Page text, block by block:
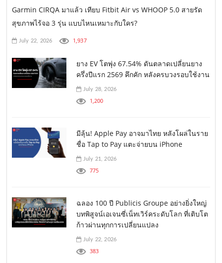
Garmin CIRQA มาแล้ว เทียบ Fitbit Air vs WHOOP 5.0 สายรัด
สุขภาพไร้จอ 3 รุ่น แบบไหนเหมาะกับใคร?
July 22, 2026 1,937
ยาง EV โตพุ่ง 67.54% ดันตลาดเปลี่ยนยาง
ครึ่งปีแรก 2569 คึกคัก หลังครบวงรอบใช้งาน
July 28, 2026
1,200
มีลุ้น! Apple Pay อาจมาไทย หลังโผล่ในราย
ชื่อ Tap to Pay แตะจ่ายบน iPhone
July 21, 2026
775
ฉลอง 100 ปี Publicis Groupe อย่างยิ่งใหญ่
บทพิสูจน์เอเจนซี่เน็ทเวิร์คระดับโลก ที่เติบโต
ก้าวผ่านทุกการเปลี่ยนแปลง
July 22, 2026
383